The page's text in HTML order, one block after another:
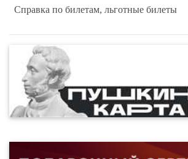
Справка по билетам, льготные билеты